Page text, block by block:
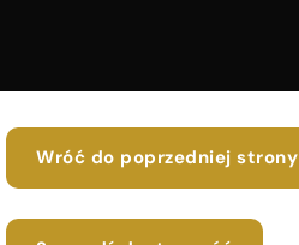
Wróć do poprzedniej strony